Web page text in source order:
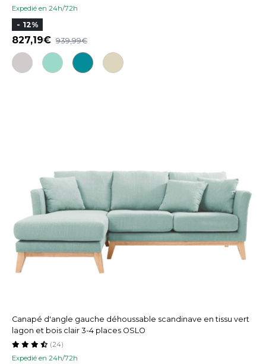
Expedié en 24h/72h
- 12%
827,19 939,99
Canapé d'angle gauche déhoussable scandinave en tissu vert
lagon et bois clair 3-4 places OSLO
Expedié en 24h/72h
(24)